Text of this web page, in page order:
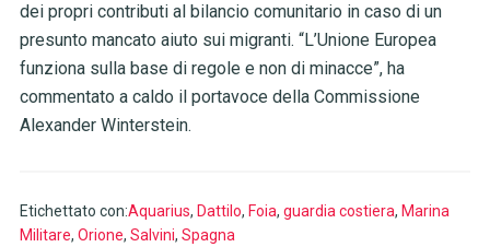
dei propri contributi al bilancio comunitario in caso di un
presunto mancato aiuto sui migranti. “L’Unione Europea
funziona sulla base di regole e non di minacce”, ha
commentato a caldo il portavoce della Commissione
Alexander Winterstein.
Etichettato con:Aquarius, Dattilo, Foia, guardia costiera, Marina
Militare, Orione, Salvini, Spagna